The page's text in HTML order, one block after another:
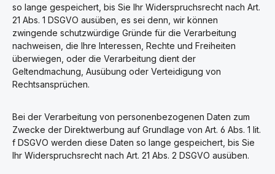
so lange gespeichert, bis Sie Ihr Widerspruchsrecht nach Art.
21 Abs. 1 DSGVO ausüben, es sei denn, wir können
zwingende schutzwürdige Gründe für die Verarbeitung
nachweisen, die Ihre Interessen, Rechte und Freiheiten
überwiegen, oder die Verarbeitung dient der
Geltendmachung, Ausübung oder Verteidigung von
Rechtsansprüchen.
Bei der Verarbeitung von personenbezogenen Daten zum
Zwecke der Direktwerbung auf Grundlage von Art. 6 Abs. 1 lit.
f DSGVO werden diese Daten so lange gespeichert, bis Sie
Ihr Widerspruchsrecht nach Art. 21 Abs. 2 DSGVO ausüben.